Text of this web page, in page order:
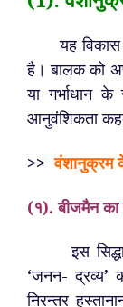
यह विकास
है। बालक को
या गर्भाधान
आनुवंशिकता
>>वंशानुक्रम
(१). बीजमैन का
इस
‘जनन- द्रव्य’
निरन्तर